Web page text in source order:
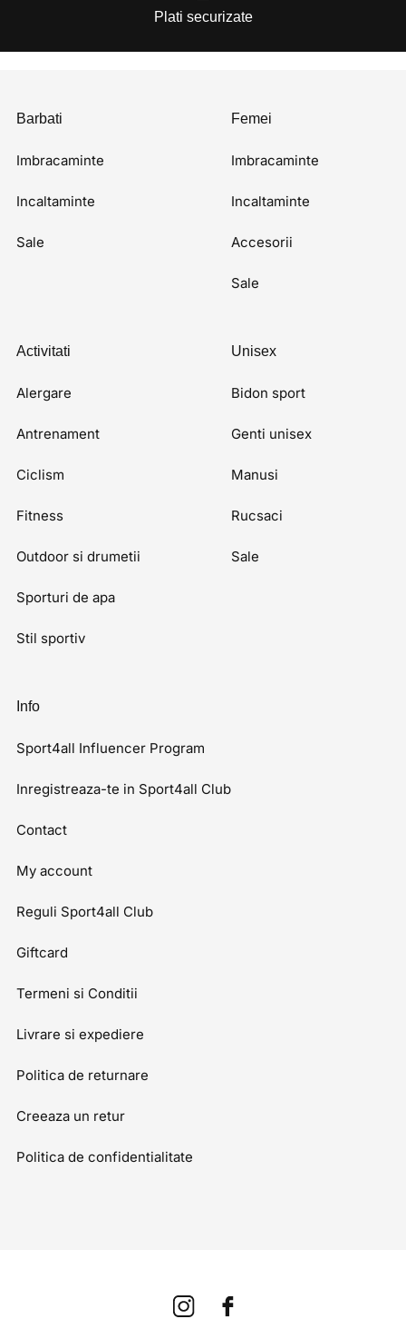
Plati securizate
Barbati
Imbracaminte
Incaltaminte
Sale
Femei
Imbracaminte
Incaltaminte
Accesorii
Sale
Activitati
Alergare
Antrenament
Ciclism
Fitness
Outdoor si drumetii
Sporturi de apa
Stil sportiv
Unisex
Bidon sport
Genti unisex
Manusi
Rucsaci
Sale
Info
Sport4all Influencer Program
Inregistreaza-te in Sport4all Club
Contact
My account
Reguli Sport4all Club
Giftcard
Termeni si Conditii
Livrare si expediere
Politica de returnare
Creeaza un retur
Politica de confidentialitate